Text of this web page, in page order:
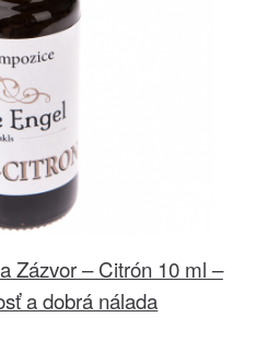
Zázvor – Citrón 10 ml –
a dobrá nálada